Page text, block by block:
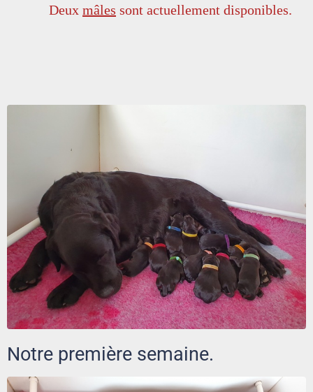
Deux mâles sont actuellement disponibles.
Notre première semaine.